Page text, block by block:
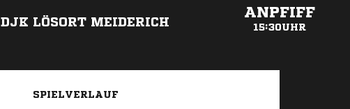
DJK LÖSORT MEIDERICH
ANPFIFF
15:30UHR
SPIELVERLAUF